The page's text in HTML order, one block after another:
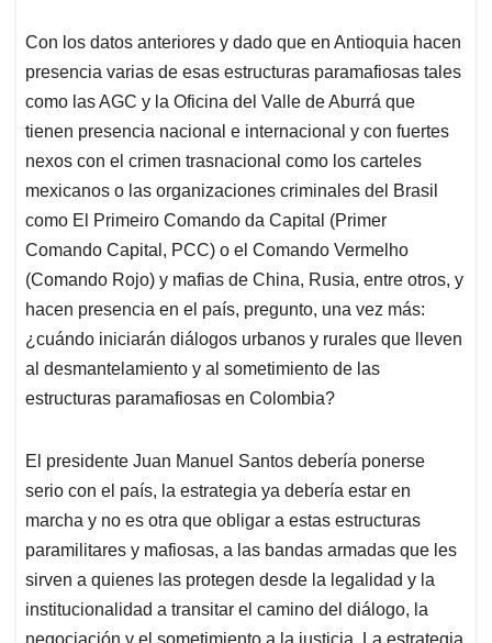
Con los datos anteriores y dado que en Antioquia hacen
presencia varias de esas estructuras paramafiosas tales
como las AGC y la Oficina del Valle de Aburrá que
tienen presencia nacional e internacional y con fuertes
nexos con el crimen trasnacional como los carteles
mexicanos o las organizaciones criminales del Brasil
como El Primeiro Comando da Capital (Primer
Comando Capital, PCC) o el Comando Vermelho
(Comando Rojo) y mafias de China, Rusia, entre otros, y
hacen presencia en el país, pregunto, una vez más:
¿cuándo iniciarán diálogos urbanos y rurales que lleven
al desmantelamiento y al sometimiento de las
estructuras paramafiosas en Colombia?
El presidente Juan Manuel Santos debería ponerse
serio con el país, la estrategia ya debería estar en
marcha y no es otra que obligar a estas estructuras
paramilitares y mafiosas, a las bandas armadas que les
sirven a quienes las protegen desde la legalidad y la
institucionalidad a transitar el camino del diálogo, la
negociación y el sometimiento a la justicia. La estrategia